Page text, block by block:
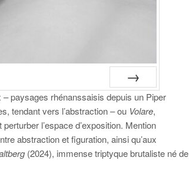
SUIV.
paysages rhénanssaisis depuis un Piper
tendant vers l’abstraction – ou Volare,
l’espace d’exposition. Mention
abstraction et figuration, ainsi qu’aux
(2024), immense triptyque brutaliste né de